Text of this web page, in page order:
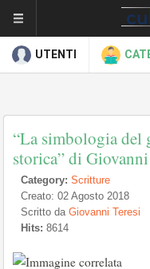
UTENTI
“La simbologia del
storica” di
Category: Scritture
Creato: 02 Agosto 2018
Scritto da Giovanni Teresi
Hits: 8614